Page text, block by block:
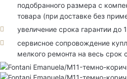
подобранного размера с
товара (при доставке без
увеличение срока гарантии до
сервисное сопровождение
мелкого ремонта на весь срок